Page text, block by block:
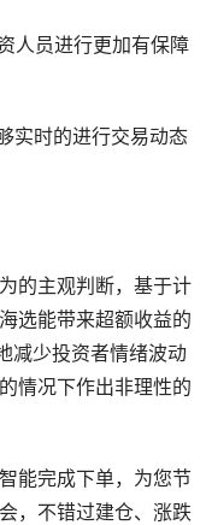
人员进行更加有保障
实时的进行交易动态
的主观判断，基于计
选能带来超额收益的
减少投资者情绪波动
情况下作出非理性的
能完成下单，为您节
，不错过建仓、涨跌